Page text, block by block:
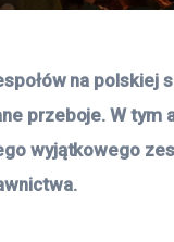
na polskiej
przeboje. W tym
wyjątkowego